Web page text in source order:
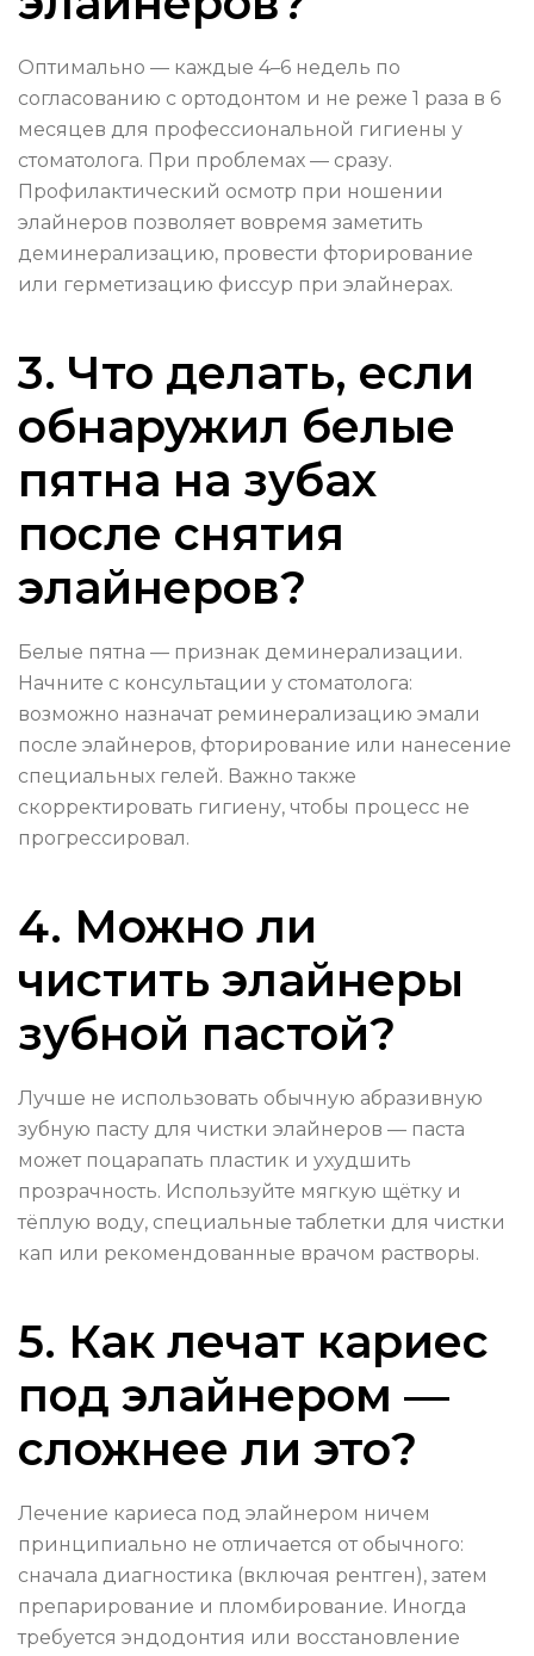
Оптимально — каждые 4–6 недель по
согласованию с ортодонтом и не реже 1 раза в 6
месяцев для профессиональной гигиены у
стоматолога. При проблемах — сразу.
Профилактический осмотр при ношении
элайнеров позволяет вовремя заметить
деминерализацию, провести фторирование
или герметизацию фиссур при элайнерах.
3. Что делать, если
обнаружил белые
пятна на зубах
после снятия
элайнеров?
Белые пятна — признак деминерализации.
Начните с консультации у стоматолога:
возможно назначат реминерализацию эмали
после элайнеров, фторирование или нанесение
специальных гелей. Важно также
скорректировать гигиену, чтобы процесс не
прогрессировал.
4. Можно ли
чистить элайнеры
зубной пастой?
Лучше не использовать обычную абразивную
зубную пасту для чистки элайнеров — паста
может поцарапать пластик и ухудшить
прозрачность. Используйте мягкую щётку и
тёплую воду, специальные таблетки для чистки
кап или рекомендованные врачом растворы.
5. Как лечат кариес
под элайнером —
сложнее ли это?
Лечение кариеса под элайнером ничем
принципиально не отличается от обычного:
сначала диагностика (включая рентген), затем
препарирование и пломбирование. Иногда
требуется эндодонтия или восстановление